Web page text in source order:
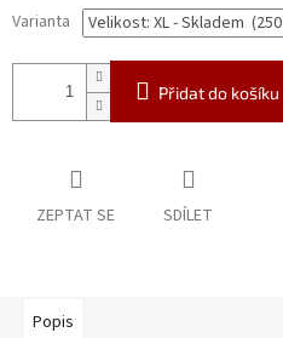
Varianta
Přidat do košíku
ZEPTAT SE SDÍLET
Popis